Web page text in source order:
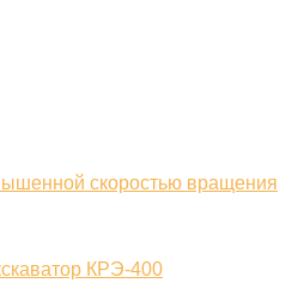
скоростью вращения
КРЭ-400